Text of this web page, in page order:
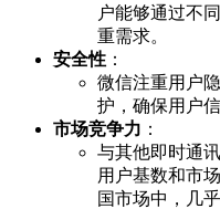
户能够通过不
重需求。
安全性 ：
微信注重用户
护，确保用户
市场竞争力 ：
与其他即时通
用户基数和市
国市场中，几